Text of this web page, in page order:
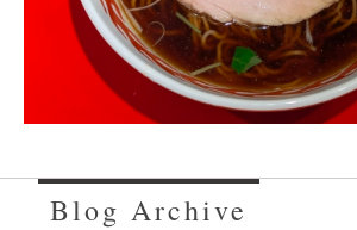
Blog Archive